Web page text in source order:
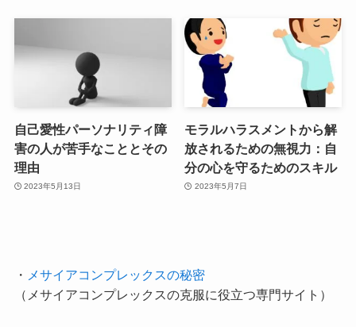
自己愛性パーソナリティ障
害の人が苦手なこととその
理由
2023年5月13日
モラルハラスメントから解
放されるための無視力：自
分の心を守るためのスキル
2023年5月7日
・ メサイアコンプレックスの秘密
（メサイアコンプレックスの克服に役立つ専門サイト）